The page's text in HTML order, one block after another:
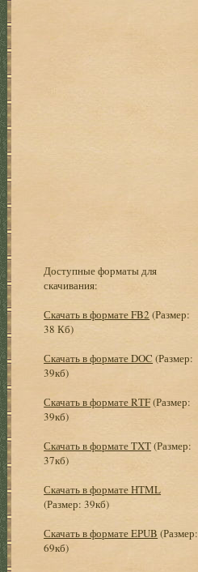
Доступные форматы для
скачивания:
Скачать в формате FB2 (Размер:
38 Кб)
Скачать в формате DOC (Размер:
39кб)
Скачать в формате RTF(Размер:
39кб)
Скачать в формате TXT(Размер:
37кб)
Скачать в формате HTML
(Размер: 39кб)
Скачать в формате EPUB (Размер:
69кб)